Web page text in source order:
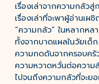
เรื่องเล่าจากความกลัวสู่
เรื่องเล่าที่จะพาผู้อ่านเผ
“ความกลัว” ในหลากหล
ทั้งจากบาดแผลในวัยเด็ก
ความกดดันจากครอบครั
ความหวาดหวั่นต่อความ
ไปจนถึงความกลัวที่จะย